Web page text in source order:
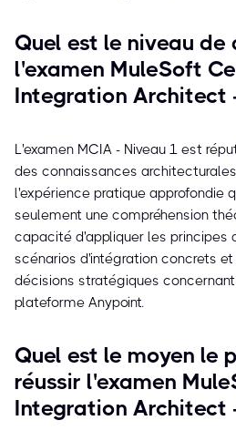
Quel est le niveau
l'examen MuleSoft
Integration Architect
L'examen MCIA - Niveau 1 est
des connaissances
l'expérience pratique approfondie
seulement une compréhension
capacité d'appliquer les principes
scénarios d'intégration concrets et
décisions stratégiques
plateforme Anypoint.
Quel est le moyen le
réussir l'examen
Integration Architect